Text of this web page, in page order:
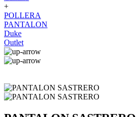
+
POLLERA
PANTALON
Duke
Outlet